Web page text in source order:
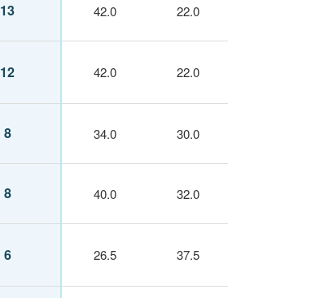
13 42.0 22.0
12 42.0 22.0
8 34.0 30.0
8 40.0 32.0
6 26.5 37.5